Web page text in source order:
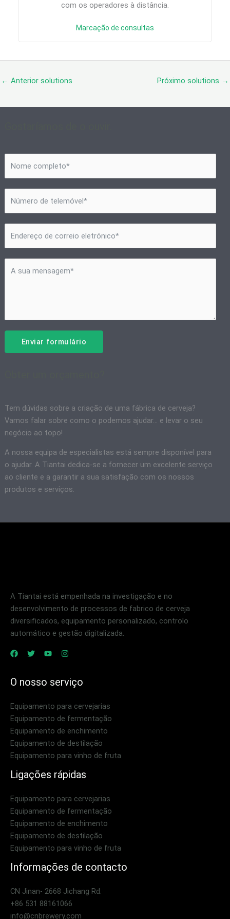
com os operadores à distância.
Marcação de consultas
← Anterior solutions Próximo solutions →
Enviar formulário
Tem dúvidas sobre a criação de uma fábrica de cerveja?
Vamos falar sobre como o podemos ajudar... e levar o seu
negócio ao topo!
A nossa equipa de especialistas está sempre disponível para
o ajudar. A Tiantai dedica-se a fornecer um excelente serviço
ao cliente e a garantir a sua satisfação com os nossos
produtos e serviços.
A Tiantai está empenhada na investigação e no
desenvolvimento de processos de fabrico de cerveja
diversificados, equipamento personalizado, controlo
automático e gestão digitalizada.
O nosso serviço
Equipamento para cervejarias
Equipamento de fermentação
Equipamento de enchimento
Equipamento de destilação
Equipamento para vinho de fruta
Ligações rápidas
Equipamento para cervejarias
Equipamento de fermentação
Equipamento de enchimento
Equipamento de destilação
Equipamento para vinho de fruta
Informações de contacto
CN Jinan- 2668 Jichang Rd.
+86 531 88161066
info@cnbrewery.com